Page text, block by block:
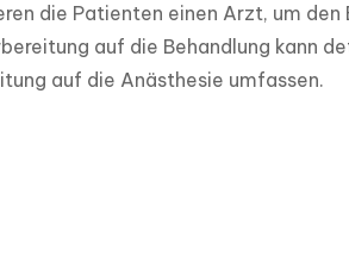
die Patienten einen Arzt, um
auf die Behandlung kann
auf die Anästhesie umfassen.